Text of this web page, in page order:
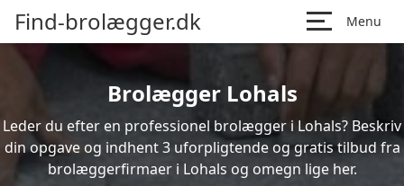
Find-brolægger.dk Menu
Brolægger Lohals
Leder du efter en professionel brolægger i Lohals? Beskriv
din opgave og indhent 3 uforpligtende og gratis tilbud fra
brolæggerfirmaer i Lohals og omegn lige her.